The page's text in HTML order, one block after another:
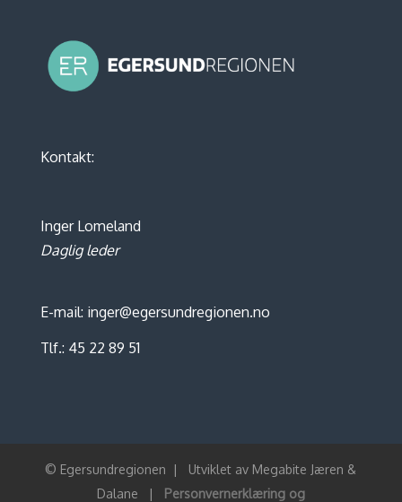
Kontakt:
Inger Lomeland
Daglig leder
E-mail: inger@egersundregionen.no
Tlf.: 45 22 89 51
© Egersundregionen | Utviklet av Megabite Jæren &
Dalane | Personvernerklæring og